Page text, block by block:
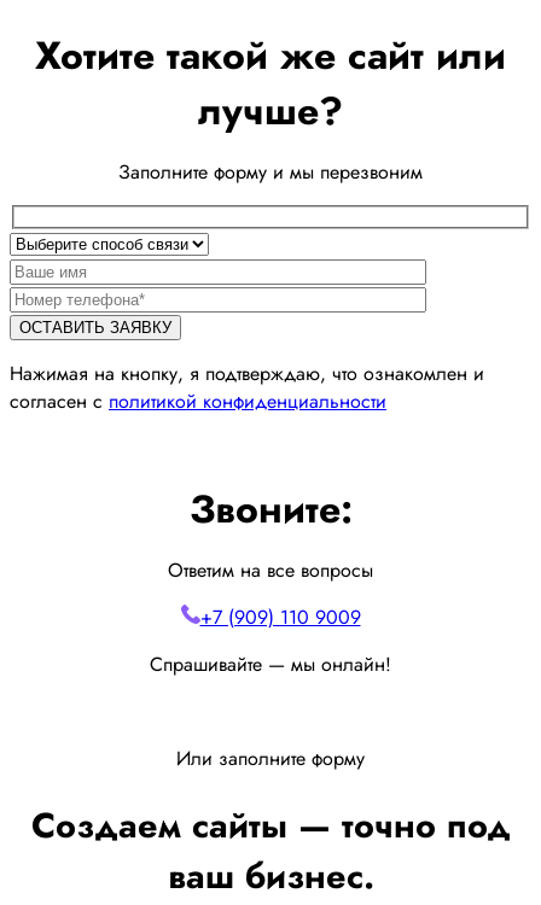
Хотите такой же сайт или
лучше?
Заполните форму и мы перезвоним
Нажимая на кнопку, я подтверждаю, что ознакомлен и
согласен с политикой конфиденциальности
Звоните:
Ответим на все вопросы
+7 (909) 110 9009
Спрашивайте — мы онлайн!
Или заполните форму
Создаем сайты — точно под
ваш бизнес.